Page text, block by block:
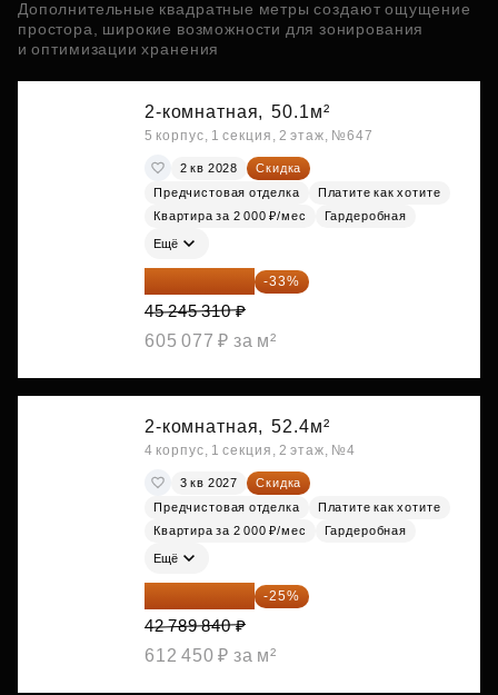
Дополнительные квадратные метры создают ощущение
простора, широкие возможности для зонирования
и оптимизации хранения
2-комнатная, 50.1м²
5 корпус, 1 секция, 2 этаж, №647
2 кв 2028
Скидка
Предчистовая отделка
Платите как хотите
Квартира за 2 000 ₽/мес
Гардеробная
Ещё
30 314 358 ₽ -33%
45 245 310 ₽
605 077 ₽ за м²
2-комнатная, 52.4м²
4 корпус, 1 секция, 2 этаж, №4
3 кв 2027
Скидка
Предчистовая отделка
Платите как хотите
Квартира за 2 000 ₽/мес
Гардеробная
Ещё
32 092 380 ₽ -25%
42 789 840 ₽
612 450 ₽ за м²